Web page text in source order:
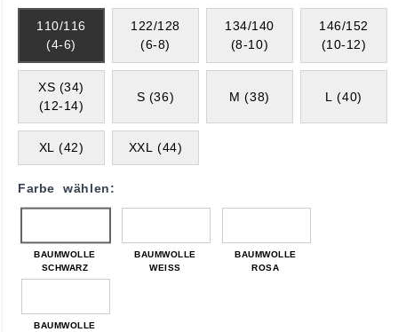
110/116
(4-6)
122/128
(6-8)
134/140
(8-10)
146/152
(10-12)
XS (34)
(12-14)
S (36) M (38) L (40)
XL (42) XXL (44)
Farbe wählen:
BAUMWOLLE
SCHWARZ
BAUMWOLLE
WEISS
BAUMWOLLE
ROSA
BAUMWOLLE